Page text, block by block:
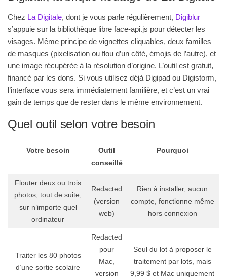
Chez La Digitale, dont je vous parle régulièrement, Digiblur
s’appuie sur la bibliothèque libre face-api.js pour détecter les
visages. Même principe de vignettes cliquables, deux familles
de masques (pixelisation ou flou d’un côté, émojis de l’autre), et
une image récupérée à la résolution d’origine. L’outil est gratuit,
financé par les dons. Si vous utilisez déjà Digipad ou Digistorm,
l’interface vous sera immédiatement familière, et c’est un vrai
gain de temps que de rester dans le même environnement.
Quel outil selon votre besoin
Votre besoin
Outil
conseillé
Pourquoi
Flouter deux ou trois
photos, tout de suite,
sur n’importe quel
ordinateur
Redacted
(version
web)
Rien à installer, aucun
compte, fonctionne même
hors connexion
Traiter les 80 photos
d’une sortie scolaire
Redacted
pour
Mac,
version
Seul du lot à proposer le
traitement par lots, mais
9,99 $ et Mac uniquement